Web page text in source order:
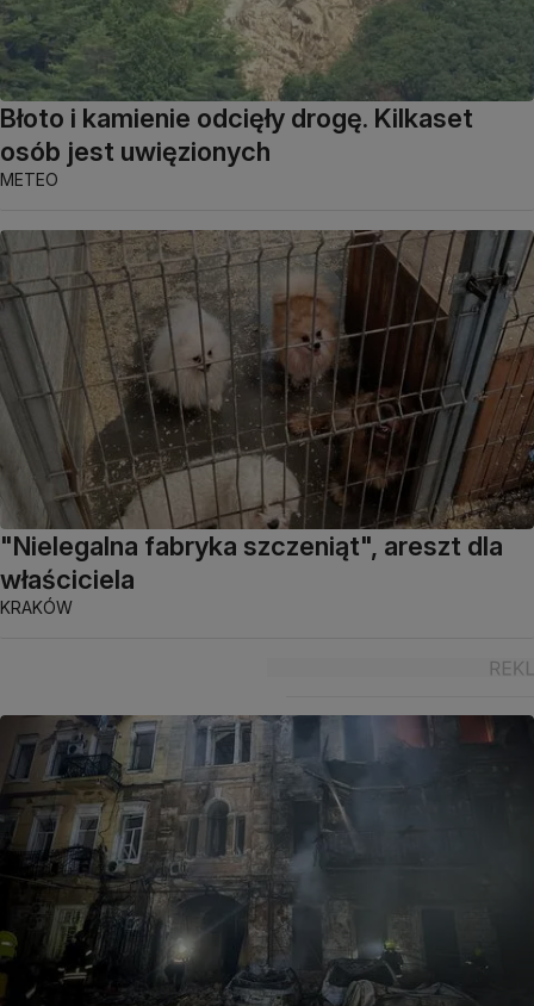
Błoto i kamienie odcięły drogę. Kilkaset
osób jest uwięzionych
METEO
"Nielegalna fabryka szczeniąt", areszt dla
właściciela
KRAKÓW